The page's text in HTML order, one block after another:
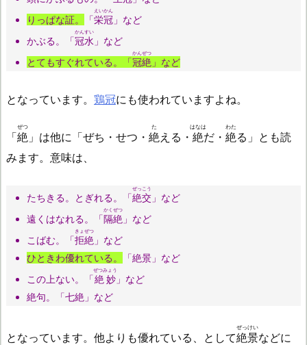
りっぱな証。
「栄冠
えいかん
」など
かぶる。「冠水
かんすい
」など
とてもすぐれている。「冠絶
かんぜつ
」など
となっています。 鶏冠にも使われていますよね。
「絶
ぜつ
」は他に「ぜち・せつ・ 絶
た
える・ 絶
はなは
だ・ 絶
わた
る」とも読
みます。意味は、
たちきる。とぎれる。「絶交
ぜっこう
」など
遠くはなれる。「隔絶
かくぜつ
」など
こばむ。「拒絶
きょぜつ
」など
ひときわ優れている。
「絶景」など
この上ない。「絶妙
ぜつみょう
」など
絶句。「七絶」など
となっています。他よりも優れている、として絶景
ぜっけい
などに